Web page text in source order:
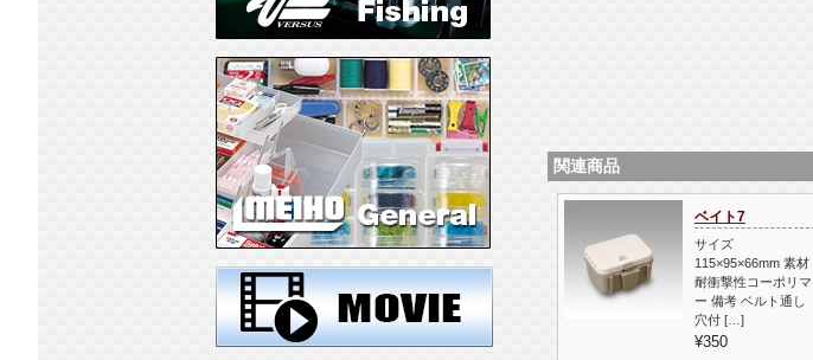
関連商品
ベイト7
サイズ
115×95×66mm 素材
耐衝撃性コーポリマ
ー 備考 ベルト通し
穴付 […]
¥350